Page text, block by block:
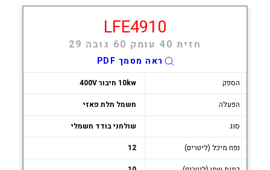
LFE4910
חזית 40 עומק 60 גובה 29
ראה מסמך PDF
הספק
10kw חיבור 400V
הפעלה
חשמל תלת פאזי
סוג
שולחני בודד חשמלי
נפח מיכל (ליטרים)
12